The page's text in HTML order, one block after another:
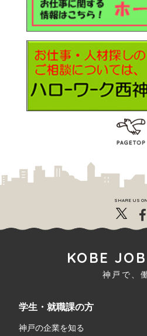
SHARE US ON
KOBE
神戸で、
学生・就職課の方
神戸の企業を知る